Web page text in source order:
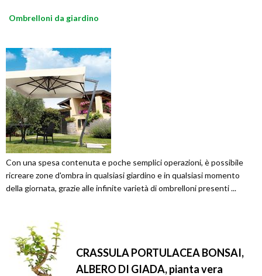
Ombrelloni da giardino
Con una spesa contenuta e poche semplici operazioni, è possibile
ricreare zone d'ombra in qualsiasi giardino e in qualsiasi momento
della giornata, grazie alle infinite varietà di ombrelloni presenti ...
CRASSULA PORTULACEA BONSAI,
ALBERO DI GIADA, pianta vera